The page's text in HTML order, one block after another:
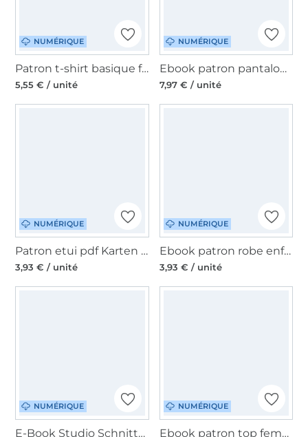
NUMÉRIQUE
Patron t-shirt basique femme pdf Resa CreaResa, en allemand
5,55 € / unité
NUMÉRIQUE
Ebook patron pantalon femme Marlene Miou Miou, en allemand
7,97 € / unité
NUMÉRIQUE
Patron etui pdf Karten Karli Unikati, en allemand
3,93 € / unité
NUMÉRIQUE
Ebook patron robe enfant Basic Schneiderline, en allemand
3,93 € / unité
NUMÉRIQUE
E-Book Studio Schnittreif Mme Konni, en français
NUMÉRIQUE
Ebook patron top femme Madame JENNY Studio Schnittreif, en français